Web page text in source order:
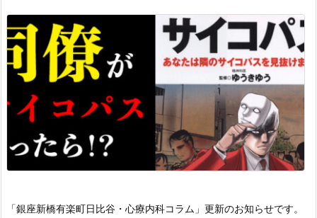
「銀座新橋有楽町日比谷・心療内科コラム」更新のお知らせです。